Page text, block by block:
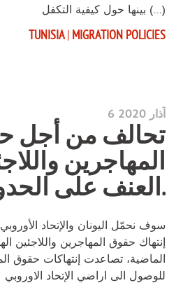
بينها حول كيفية التكفل (…)
TUNISIA| MIGRATION POLICIES
6 آذار 2020
تحالف من أجل
المهاجرين
العنف على الحدود.
سوف نحمّل اليونان والإتحاد
إنتهاك حقوق المهاجرين واللاجئين
الماضية، تصاعدت إنتهاكات حقوق
للوصول الى اراضي الإتحاد